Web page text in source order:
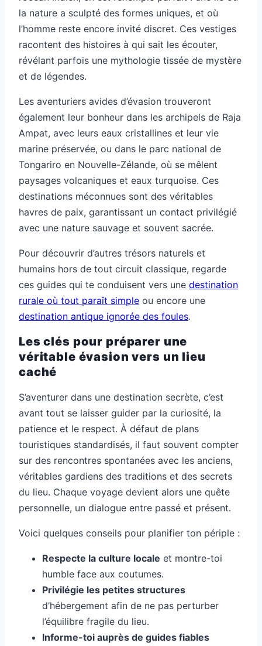
la nature a sculpté des formes uniques, et où
l’homme reste encore invité discret. Ces vestiges
racontent des histoires à qui sait les écouter,
révélant parfois une mythologie tissée de mystère
et de légendes.
Les aventuriers avides d’évasion trouveront
également leur bonheur dans les archipels de Raja
Ampat, avec leurs eaux cristallines et leur vie
marine préservée, ou dans le parc national de
Tongariro en Nouvelle-Zélande, où se mêlent
paysages volcaniques et eaux turquoise. Ces
destinations méconnues sont des véritables
havres de paix, garantissant un contact privilégié
avec une nature sauvage et souvent sacrée.
Pour découvrir d’autres trésors naturels et
humains hors de tout circuit classique, regarde
ces guides qui te conduisent vers une destination
rurale où tout paraît simple ou encore une
destination antique ignorée des foules.
Les clés pour préparer une
véritable évasion vers un lieu
caché
S’aventurer dans une destination secrète, c’est
avant tout se laisser guider par la curiosité, la
patience et le respect. À défaut de plans
touristiques standardisés, il faut souvent compter
sur des rencontres spontanées avec les anciens,
véritables gardiens des traditions et des secrets
du lieu. Chaque voyage devient alors une quête
personnelle, un dialogue entre passé et présent.
Voici quelques conseils pour planifier ton périple :
Respecte la culture locale et montre-toi
humble face aux coutumes.
Privilégie les petites structures
d’hébergement afin de ne pas perturber
l’équilibre fragile du lieu.
Informe-toi auprès de guides fiables